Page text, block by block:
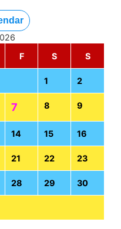
F S S
1 2
7 8 9
14 15 16
21 22 23
28 29 30